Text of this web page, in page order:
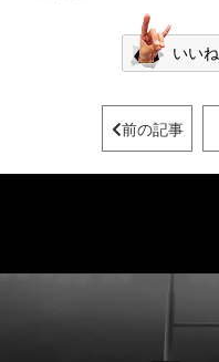
いいね
前の記事